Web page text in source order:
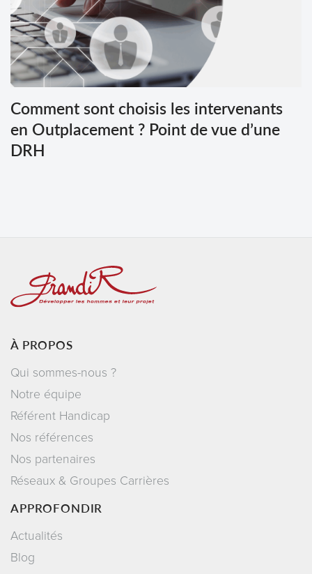
Comment sont choisis les intervenants
en Outplacement ? Point de vue d’une
DRH
À PROPOS
Qui sommes-nous ?
Notre équipe
Référent Handicap
Nos références
Nos partenaires
Réseaux & Groupes Carrières
APPROFONDIR
Actualités
Blog